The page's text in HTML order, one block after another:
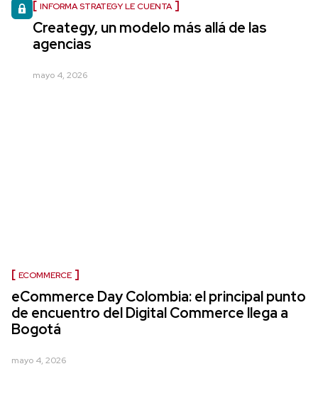
INFORMA STRATEGY LE CUENTA
Creategy, un modelo más allá de las
agencias
mayo 4, 2026
ECOMMERCE
eCommerce Day Colombia: el principal punto
de encuentro del Digital Commerce llega a
Bogotá
mayo 4, 2026